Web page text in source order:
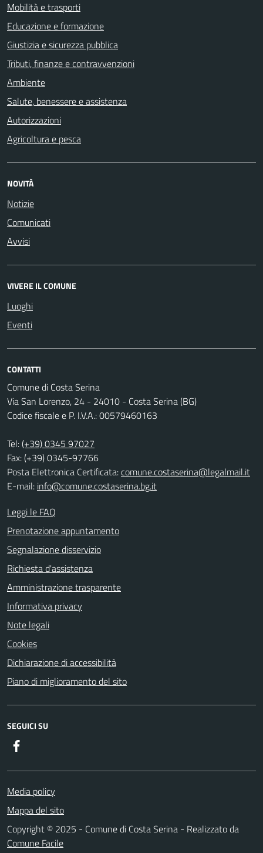
Mobilità e trasporti
Educazione e formazione
Giustizia e sicurezza pubblica
Tributi, finanze e contravvenzioni
Ambiente
Salute, benessere e assistenza
Autorizzazioni
Agricoltura e pesca
NOVITÀ
Notizie
Comunicati
Avvisi
VIVERE IL COMUNE
Luoghi
Eventi
CONTATTI
Comune di Costa Serina
Via San Lorenzo, 24 - 24010 - Costa Serina (BG)
Codice fiscale e P. I.V.A.: 00579460163
Tel:(+39) 0345 97027
Fax: (+39) 0345-97766
Posta Elettronica Certificata:comune.costaserina@legalmail.it
E-mail: info@comune.costaserina.bg.it
Leggi le FAQ
Prenotazione appuntamento
Segnalazione disservizio
Richiesta d'assistenza
Amministrazione trasparente
Informativa privacy
Note legali
Cookies
Dichiarazione di accessibilità
Piano di miglioramento del sito
SEGUICI SU
Media policy
Mappa del sito
Copyright © 2025 - Comune di Costa Serina - Realizzato da
Comune Facile